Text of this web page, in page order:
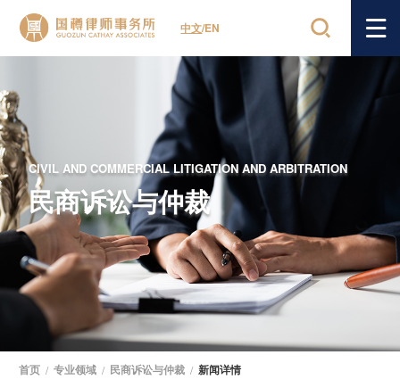
中文/EN
CIVIL AND COMMERCIAL LITIGATION AND ARBITRATION
民商诉讼与仲裁
首页 / 专业领域 / 民商诉讼与仲裁 / 新闻详情